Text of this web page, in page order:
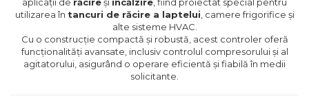
utilizarea în tancuri de răcire a laptelui , camere frigorifice și
alte sisteme HVAC.
Cu o construcție compactă și robustă, acest controler oferă
funcționalități avansate, inclusiv controlul compresorului și al
agitatorului, asigurând o operare eficientă și fiabilă în medii
solicitante.